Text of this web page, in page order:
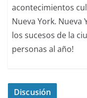
acontecimientos
Nueva York.
los sucesos de la
personas al año!
Discusión